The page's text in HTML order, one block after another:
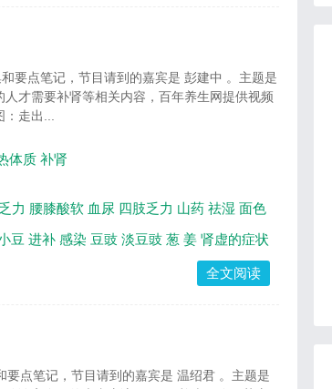
要点笔记，节目请到的嘉宾是 彭建中 。主题是
才需要补肾等相关内容，百年养生网提供视频
走出...
体质 补肾
乏力 腰膝酸软 血尿 四肢乏力 山药 祛湿 面色
豆 进补 感染 豆豉 淡豆豉 葱 姜 肾虚的症状
全文阅读
点笔记，节目请到的嘉宾是 温绍君 。主题是